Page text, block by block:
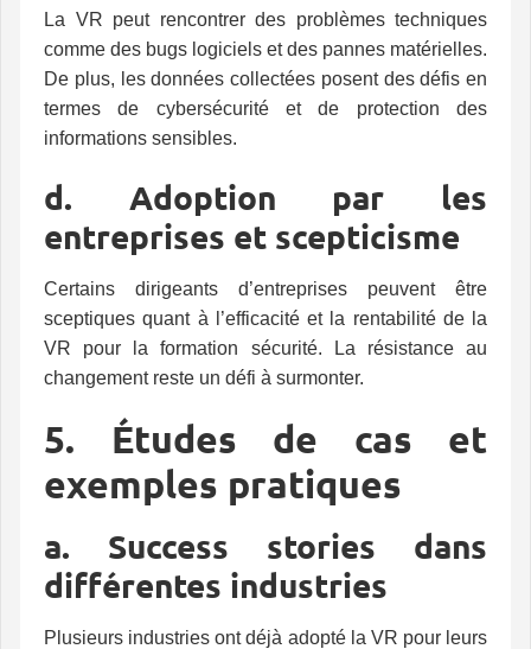
La VR peut rencontrer des problèmes techniques
comme des bugs logiciels et des pannes matérielles.
De plus, les données collectées posent des défis en
termes de cybersécurité et de protection des
informations sensibles.
d. Adoption par les
entreprises et scepticisme
Certains dirigeants d’entreprises peuvent être
sceptiques quant à l’efficacité et la rentabilité de la
VR pour la formation sécurité. La résistance au
changement reste un défi à surmonter.
5. Études de cas et
exemples pratiques
a. Success stories dans
différentes industries
Plusieurs industries ont déjà adopté la VR pour leurs